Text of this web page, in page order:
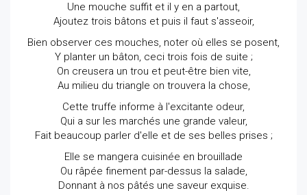
Une mouche suffit et il y en a partout,
Ajoutez trois bâtons et puis il faut s'asseoir,
Bien observer ces mouches, noter où elles se posent,
Y planter un bâton, ceci trois fois de suite ;
On creusera un trou et peut-être bien vite,
Au milieu du triangle on trouvera la chose,
Cette truffe informe à l'excitante odeur,
Qui a sur les marchés une grande valeur,
Fait beaucoup parler d'elle et de ses belles prises ;
Elle se mangera cuisinée en brouillade
Ou râpée finement par-dessus la salade,
Donnant à nos pâtés une saveur exquise.